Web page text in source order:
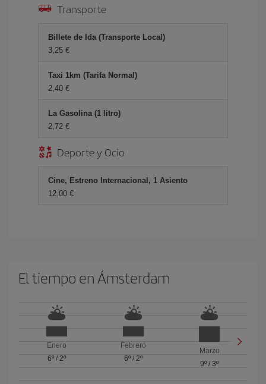
Transporte
Billete de Ida (Transporte Local)
3,25 €
Taxi 1km (Tarifa Normal)
2,40 €
La Gasolina (1 litro)
2,72 €
Deporte y Ocio
Cine, Estreno Internacional, 1 Asiento
12,00 €
El tiempo en Ámsterdam
Enero
6º/ 2º
Febrero
6º/ 2º
Marzo
9º /3º